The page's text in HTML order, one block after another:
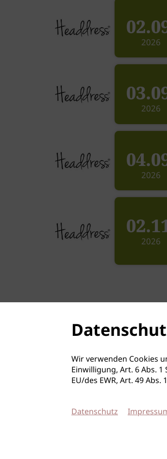
2026
2026
2026
2026
Wir verwenden Cookies
Einwilligung, Art. 6 Abs.
EU/des EWR, Art. 49 Abs.
Datenschutz